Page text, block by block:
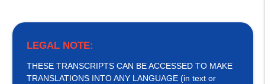
LEGAL NOTE:
THESE TRANSCRIPTS CAN BE ACCESSED TO MAKE
TRANSLATIONS INTO ANY LANGUAGE (in text or